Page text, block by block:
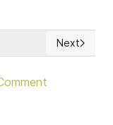
is it Threatened?
Next
Next